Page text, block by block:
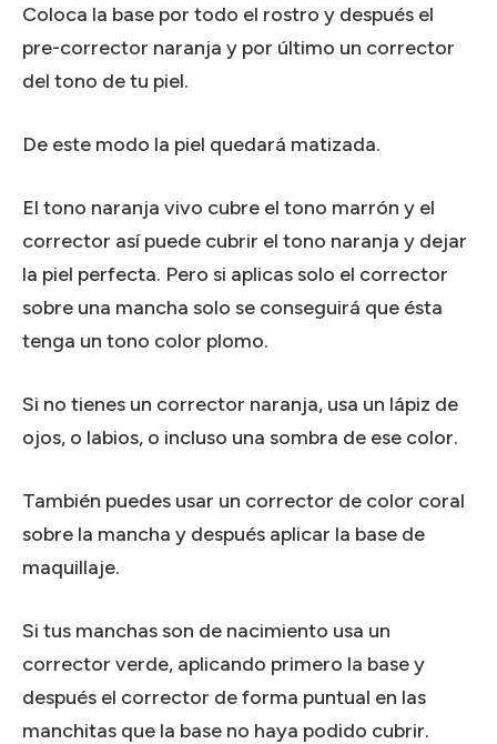
Coloca la base por todo el rostro y después el
pre-corrector naranja y por último un corrector
del tono de tu piel.
De este modo la piel quedará matizada.
El tono naranja vivo cubre el tono marrón y el
corrector así puede cubrir el tono naranja y dejar
la piel perfecta. Pero si aplicas solo el corrector
sobre una mancha solo se conseguirá que ésta
tenga un tono color plomo.
Si no tienes un corrector naranja, usa un lápiz de
ojos, o labios, o incluso una sombra de ese color.
También puedes usar un corrector de color coral
sobre la mancha y después aplicar la base de
maquillaje.
Si tus manchas son de nacimiento usa un
corrector verde, aplicando primero la base y
después el corrector de forma puntual en las
manchitas que la base no haya podido cubrir.